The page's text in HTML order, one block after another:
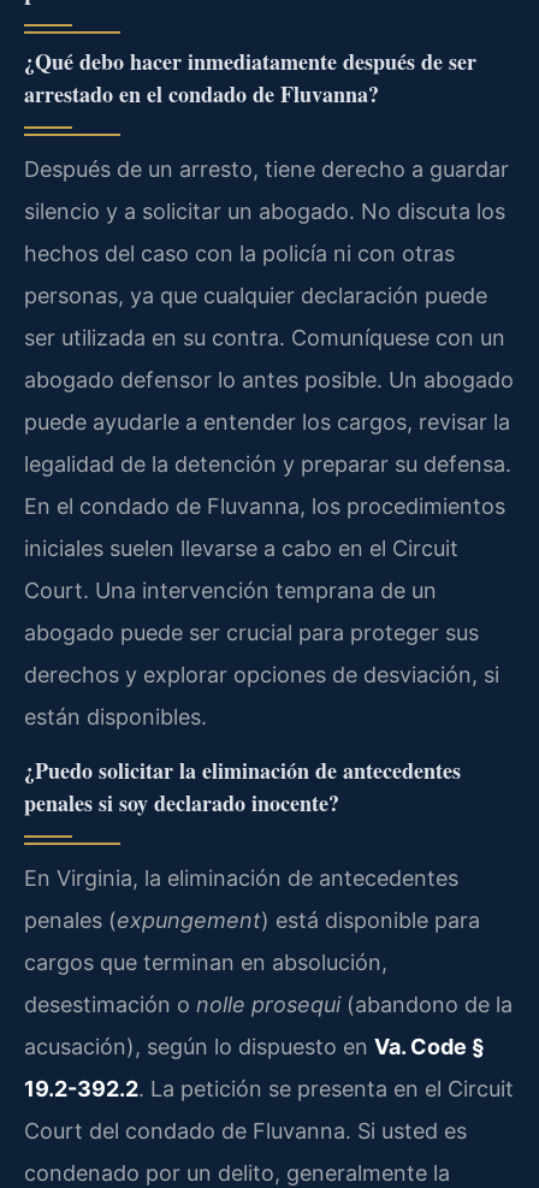
¿Qué debo hacer inmediatamente después de ser
arrestado en el condado de Fluvanna?
Después de un arresto, tiene derecho a guardar
silencio y a solicitar un abogado. No discuta los
hechos del caso con la policía ni con otras
personas, ya que cualquier declaración puede
ser utilizada en su contra. Comuníquese con un
abogado defensor lo antes posible. Un abogado
puede ayudarle a entender los cargos, revisar la
legalidad de la detención y preparar su defensa.
En el condado de Fluvanna, los procedimientos
iniciales suelen llevarse a cabo en el Circuit
Court. Una intervención temprana de un
abogado puede ser crucial para proteger sus
derechos y explorar opciones de desviación, si
están disponibles.
¿Puedo solicitar la eliminación de antecedentes
penales si soy declarado inocente?
En Virginia, la eliminación de antecedentes
penales (expungement) está disponible para
cargos que terminan en absolución,
desestimación o nolle prosequi(abandono de la
acusación), según lo dispuesto en Va. Code §
19.2-392.2. La petición se presenta en el Circuit
Court del condado de Fluvanna. Si usted es
condenado por un delito, generalmente la